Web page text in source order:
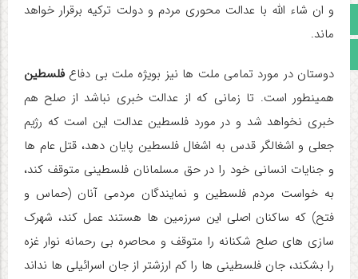
اینستاگرام
و ان شاء الله با عدالت محوری مردم و دولت ترکیه برقرار خواهد
ماند.
دوستان در مورد تمامی ملت ها نیز بویژه ملت بی دفاع فلسطین
همینطور است. تا زمانی که از عدالت خبری نباشد از صلح هم
خبری نخواهد شد و در مورد فلسطین عدالت این است که رژیم
جعلی و اشغالگر قدس به اشغال فلسطین پایان دهد، قتل عام ها
و جنایات انسانی خود را در حق مسلمانان فلسطینی متوقف کند،
به خواست مردم فلسطین و نمایندگان مردمی آنان (حماس و
فتح) که ساکنان اصلی این سرزمین ها هستند عمل کند، شهرک
سازی های صلح شکنانه را متوقف و محاصره بی رحمانه نوار غزه
را بشکند، جان فلسطینی ها را کم ارزشتر از جان اسرائیلی ها نداند